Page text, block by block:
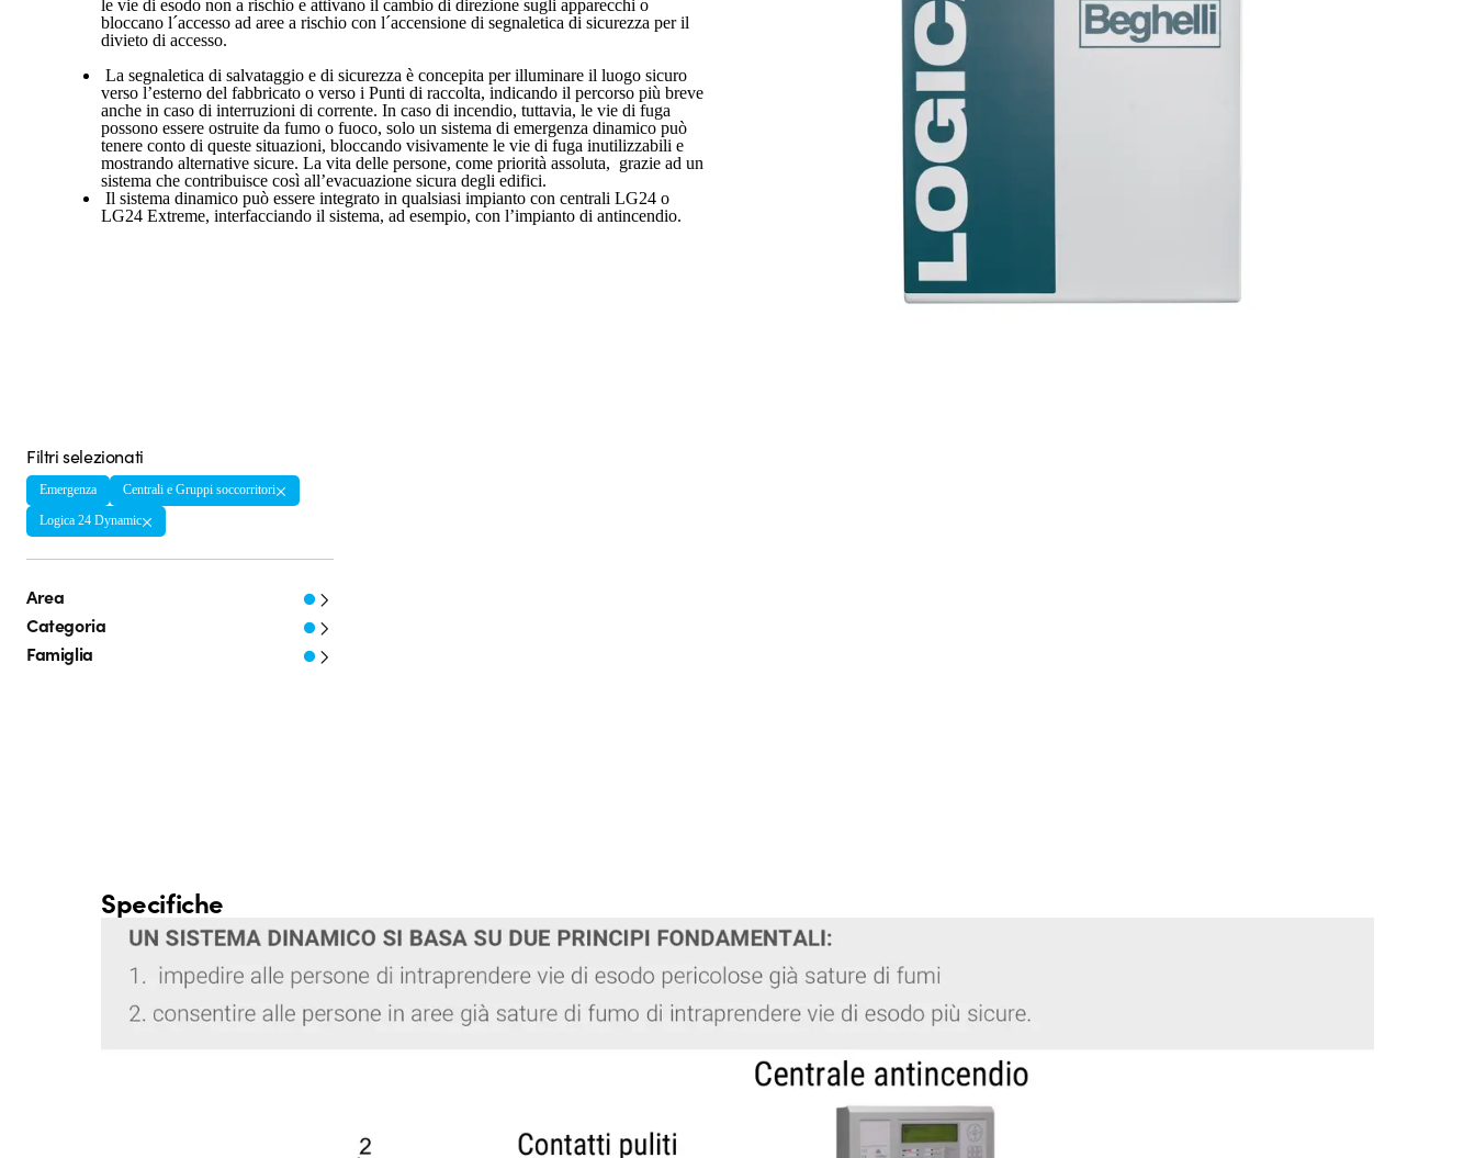
le vie di esodo non a rischio e attivano il cambio di direzione sugli apparecchi o
bloccano l´accesso ad aree a rischio con l´accensione di segnaletica di sicurezza per il
divieto di accesso.
La segnaletica di salvataggio e di sicurezza è concepita per illuminare il luogo sicuro
verso l’esterno del fabbricato o verso i Punti di raccolta, indicando il percorso più breve
anche in caso di interruzioni di corrente. In caso di incendio, tuttavia, le vie di fuga
possono essere ostruite da fumo o fuoco, solo un sistema di emergenza dinamico può
tenere conto di queste situazioni, bloccando visivamente le vie di fuga inutilizzabili e
mostrando alternative sicure. La vita delle persone, come priorità assoluta, grazie ad un
sistema che contribuisce così all’evacuazione sicura degli edifici.
Il sistema dinamico può essere integrato in qualsiasi impianto con centrali LG24 o
LG24 Extreme, interfacciando il sistema, ad esempio, con l’impianto di antincendio.
Filtri selezionati
Emergenza
Centrali e Gruppi soccorritori
Logica 24 Dynamic
Area
Categoria
Famiglia
Specifiche